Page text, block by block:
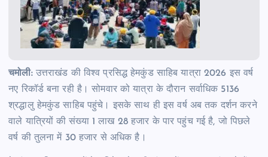
चमोली:उत्तराखंड की विश्व प्रसिद्ध हेमकुंड साहिब यात्रा 2026 इस वर्ष
नए रिकॉर्ड बना रही है। सोमवार को यात्रा के दौरान सर्वाधिक 5136
श्रद्धालु हेमकुंड साहिब पहुंचे। इसके साथ ही इस वर्ष अब तक दर्शन करने
वाले यात्रियों की संख्या 1 लाख 28 हजार के पार पहुंच गई है, जो पिछले
वर्ष की तुलना में 30 हजार से अधिक है।